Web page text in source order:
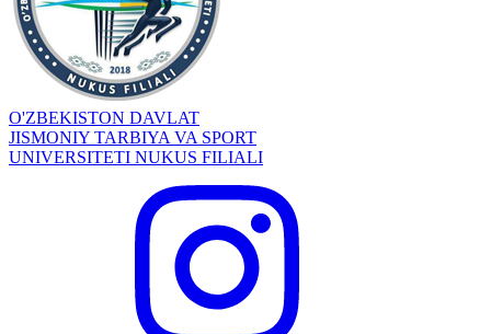
O'ZBEKISTON DAVLAT
JISMONIY TARBIYA VA SPORT
UNIVERSITETI NUKUS FILIALI